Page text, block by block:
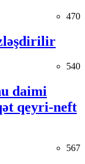
470
540
daimi
qeyri-neft
567